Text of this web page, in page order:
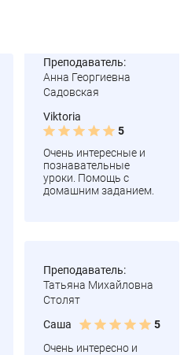
Преподаватель:
Анна Георгиевна
Садовская
Viktoria
5
Очень интересные и
познавательные
уроки. Помощь с
домашним заданием.
Преподаватель:
Татьяна Михайловна
Столят
Саша
5
Очень интересно и